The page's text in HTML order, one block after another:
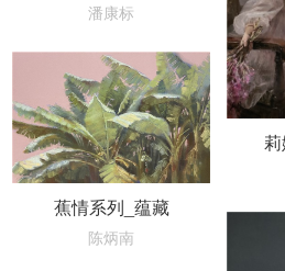
潘康标
蕉情系列_蕴藏
陈炳南